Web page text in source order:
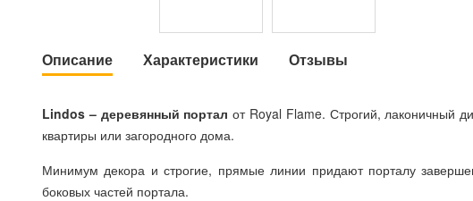
Описание Характеристики Отзывы
Lindos – деревянный портал от Royal Flame. Строгий, лаконичный
квартиры или загородного дома.
Минимум декора и строгие, прямые линии придают порталу
боковых частей портала.